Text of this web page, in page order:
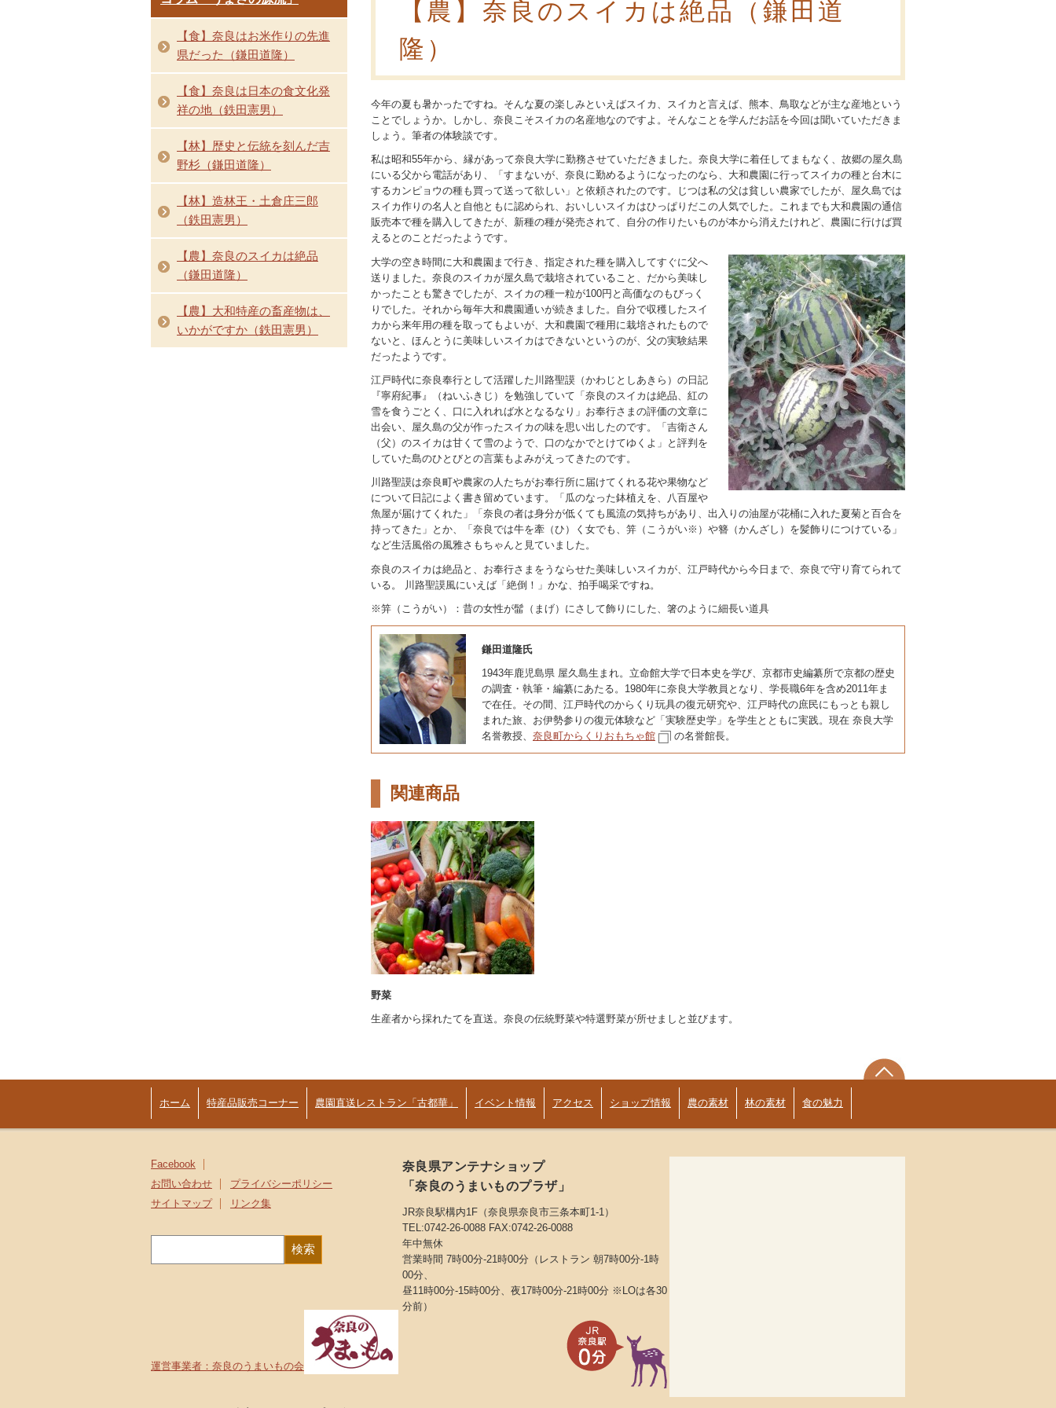
【食】奈良はお米作りの先進
県だった（鎌田道隆）
【食】奈良は日本の食文化発
祥の地（鉄田憲男）
【林】歴史と伝統を刻んだ吉
野杉（鎌田道隆）
【林】造林王・土倉庄三郎
（鉄田憲男）
【農】奈良のスイカは絶品
（鎌田道隆）
【農】大和特産の畜産物は、
いかがですか（鉄田憲男）
【農】奈良のスイカは絶品（鎌田道
隆）
今年の夏も暑かったですね。そんな夏の楽しみといえばスイカ、スイカと言えば、熊本、鳥取などが主な産地という
ことでしょうか。しかし、奈良こそスイカの名産地なのですよ。そんなことを学んだお話を今回は聞いていただきま
しょう。筆者の体験談です。
私は昭和55年から、縁があって奈良大学に勤務させていただきました。奈良大学に着任してまもなく、故郷の屋久島
にいる父から電話があり、「すまないが、奈良に勤めるようになったのなら、大和農園に行ってスイカの種と台木に
するカンピョウの種も買って送って欲しい」と依頼されたのです。じつは私の父は貧しい農家でしたが、屋久島では
スイカ作りの名人と自他ともに認められ、おいしいスイカはひっぱりだこの人気でした。これまでも大和農園の通信
販売本で種を購入してきたが、新種の種が発売されて、自分の作りたいものが本から消えたけれど、農園に行けば買
えるとのことだったようです。
大学の空き時間に大和農園まで行き、指定された種を購入してすぐに父へ
送りました。奈良のスイカが屋久島で栽培されていること、だから美味し
かったことも驚きでしたが、スイカの種一粒が100円と高価なのもびっく
りでした。それから毎年大和農園通いが続きました。自分で収穫したスイ
カから来年用の種を取ってもよいが、大和農園で種用に栽培されたもので
ないと、ほんとうに美味しいスイカはできないというのが、父の実験結果
だったようです。
江戸時代に奈良奉行として活躍した川路聖謨（かわじとしあきら）の日記
『寧府紀事』（ねいふきじ）を勉強していて「奈良のスイカは絶品、紅の
雪を食うごとく、口に入れれば水となるなり」お奉行さまの評価の文章に
出会い、屋久島の父が作ったスイカの味を思い出したのです。「吉衛さん
（父）のスイカは甘くて雪のようで、口のなかでとけてゆくよ」と評判を
していた島のひとびとの言葉もよみがえってきたのです。
川路聖謨は奈良町や農家の人たちがお奉行所に届けてくれる花や果物など
について日記によく書き留めています。「瓜のなった鉢植えを、八百屋や
魚屋が届けてくれた」「奈良の者は身分が低くても風流の気持ちがあり、出入りの油屋が花桶に入れた夏菊と百合を
持ってきた」とか、「奈良では牛を牽（ひ）く女でも、笄（こうがい※）や簪（かんざし）を髪飾りにつけている」
など生活風俗の風雅さもちゃんと見ていました。
奈良のスイカは絶品と、お奉行さまをうならせた美味しいスイカが、江戸時代から今日まで、奈良で守り育てられて
いる。 川路聖謨風にいえば「絶倒！」かな、拍手喝采ですね。
※笄（こうがい）：昔の女性が髷（まげ）にさして飾りにした、箸のように細長い道具
鎌田道隆氏
1943年鹿児島県 屋久島生まれ。立命館大学で日本史を学び、京都市史編纂所で京都の歴史
の調査・執筆・編纂にあたる。1980年に奈良大学教員となり、学長職6年を含め2011年ま
で在任。その間、江戸時代のからくり玩具の復元研究や、江戸時代の庶民にもっとも親し
まれた旅、お伊勢参りの復元体験など「実験歴史学」を学生とともに実践。現在 奈良大学
名誉教授、 奈良町からくりおもちゃ館 の名誉館長。
関連商品
野菜
生産者から採れたてを直送。奈良の伝統野菜や特選野菜が所せましと並びます。
ホーム 特産品販売コーナー 農園直送レストラン「古都華」 イベント情報 アクセス ショップ情報 農の素材 林の素材 食の魅力
Facebook
お問い合わせ
プライバシーポリシー
サイトマップ
リンク集
運営事業者：奈良のうまいもの会
奈良県アンテナショップ
「奈良のうまいものプラザ」
JR奈良駅構内1F（奈良県奈良市三条本町1-1）
TEL:0742-26-0088 FAX:0742-26-0088
年中無休
営業時間 7時00分-21時00分（レストラン 朝7時00分-1時
00分、
昼11時00分-15時00分、夜17時00分-21時00分 ※LOは各30
分前）